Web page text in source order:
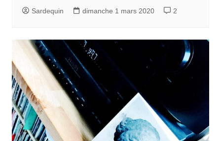
Sardequin dimanche 1 mars 2020 2